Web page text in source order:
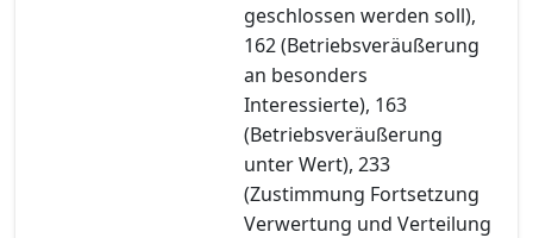
geschlossen werden soll),
162 (Betriebsveräußerung
an besonders
Interessierte), 163
(Betriebsveräußerung
unter Wert), 233
(Zustimmung Fortsetzung
Verwertung und Verteilung